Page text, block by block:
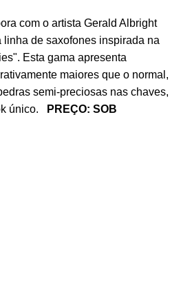
com o artista Gerald Albright
linha de saxofones inspirada na
Esta gama apresenta
maiores que o normal,
semi-preciosas nas chaves,
único.
PREÇO: SOB